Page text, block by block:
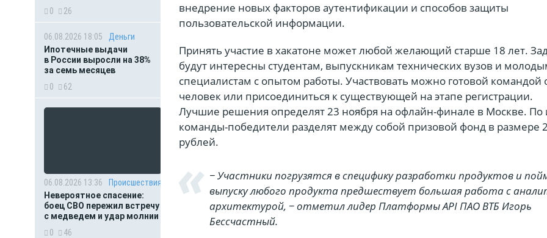
0
26
06.08.2026 18:05
Деньги
Ипотечные выдачи
в России выросли на 38%
за семь месяцев
0
62
06.08.2026 13:36
Происшествия
Невероятное спасение:
боец СВО пережил встречу
с медведем и удар молнии
0
46
внедрение новых факторов аутентификации и способов защиты
пользовательской информации.
Принять участие в хакатоне может любой желающий старше 18 лет.
будут интересны студентам, выпускникам технических вузов и
специалистам с опытом работы. Участвовать можно готовой командой
человек или присоединиться к существующей на этапе регистрации.
Лучшие решения определят 23 ноября на офлайн-финале в Москве. По
команды-победители разделят между собой призовой фонд в размере
рублей.
− Участники погрузятся в специфику разработки продуктов и
выпуску любого продукта предшествует большая работа с
архитектурой, − отметил лидер Платформы API ПАО ВТБ Игорь
Бессчастный.